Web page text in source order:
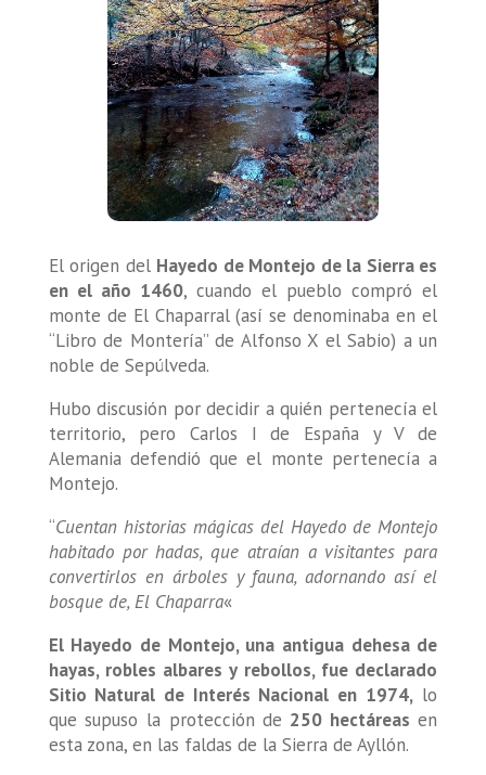
El origen del Hayedo de Montejo de la Sierra es
en el año 1460, cuando el pueblo compró el
monte de El Chaparral (así se denominaba en el
“Libro de Montería” de Alfonso X el Sabio) a un
noble de Sepúlveda.
Hubo discusión por decidir a quién pertenecía el
territorio, pero Carlos I de España y V de
Alemania defendió que el monte pertenecía a
Montejo.
“Cuentan historias mágicas del Hayedo de Montejo
habitado por hadas, que atraían a visitantes para
convertirlos en árboles y fauna, adornando así el
bosque de, El Chaparra«
El Hayedo de Montejo, una antigua dehesa de
hayas, robles albares y rebollos, fue declarado
Sitio Natural de Interés Nacional en 1974,lo
que supuso la protección de 250 hectáreas en
esta zona, en las faldas de la Sierra de Ayllón.